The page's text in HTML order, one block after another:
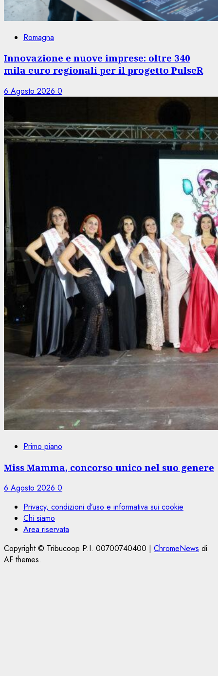
Romagna
Innovazione e nuove imprese: oltre 340
mila euro regionali per il progetto PulseR
6 Agosto 2026 0
Primo piano
Miss Mamma, concorso unico nel suo genere
6 Agosto 2026 0
Privacy, condizioni d’uso e informativa sui cookie
Chi siamo
Area riservata
Copyright © Tribucoop P.I. 00700740400 | ChromeNews di
AF themes.